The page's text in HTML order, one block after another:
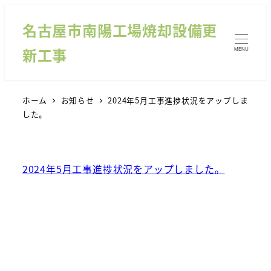
名古屋市南陽工場焼却設備更
新工事
MENU
ホーム お知らせ
2024年5月工事進捗状況をアップしま
した。
2024年5月工事進捗状況をアップしました。